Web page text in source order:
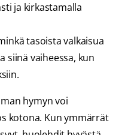
ja kirkastamalla
tasoista valkaisua
siinä vaiheessa, kun
hymyn voi
kotona. Kun ymmärrät